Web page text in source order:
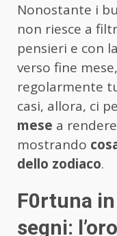
Nonostante i
non riesce a
pensieri e con
verso fine
regolarmente
casi, allora, ci
mese a
mostrando
dello zodiaco.
F0rtuna
segni: